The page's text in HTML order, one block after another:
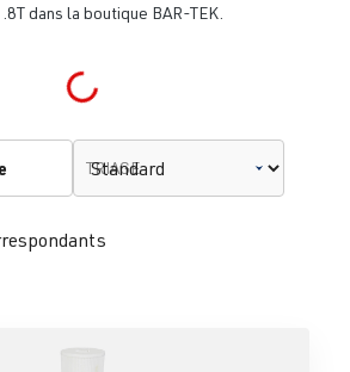
dans la boutique BAR-TEK.
Loading...
TRIAGE